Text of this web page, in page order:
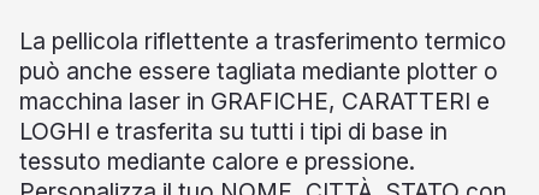
Video
Contatto
La pellicola riflettente a trasferimento termico
può anche essere tagliata mediante plotter o
macchina laser in GRAFICHE, CARATTERI e
LOGHI e trasferita su tutti i tipi di base in
tessuto mediante calore e pressione.